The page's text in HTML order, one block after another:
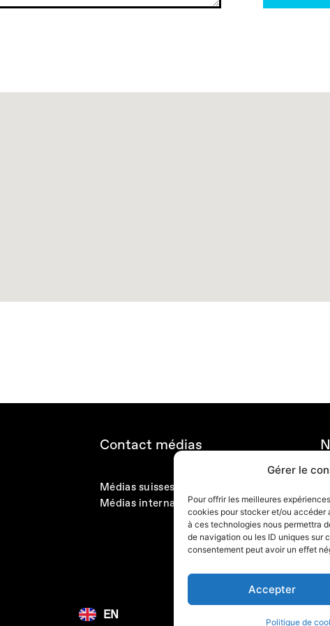
Gérer le
Pour offrir les meilleures
cookies pour stocker et/ou accéder
à ces technologies nous permettra
de navigation ou les ID uniques sur
consentement peut avoir un effet
Accepter
Politique de
Contact médias
Médias suisses
Médias internationaux
EN